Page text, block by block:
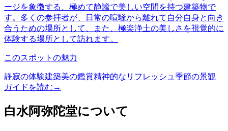
ージを象徴する、極めて静謐で美しい空間を持つ建築物で
す。多くの参拝者が、日常の喧騒から離れて自分自身と向き
合うための場所として、また、極楽浄土の美しさを視覚的に
体験する場所として訪れます。
このスポットの魅力
静寂の体験建築美の鑑賞精神的なリフレッシュ 季節の景観
ガイドを読む →
白水阿弥陀堂について